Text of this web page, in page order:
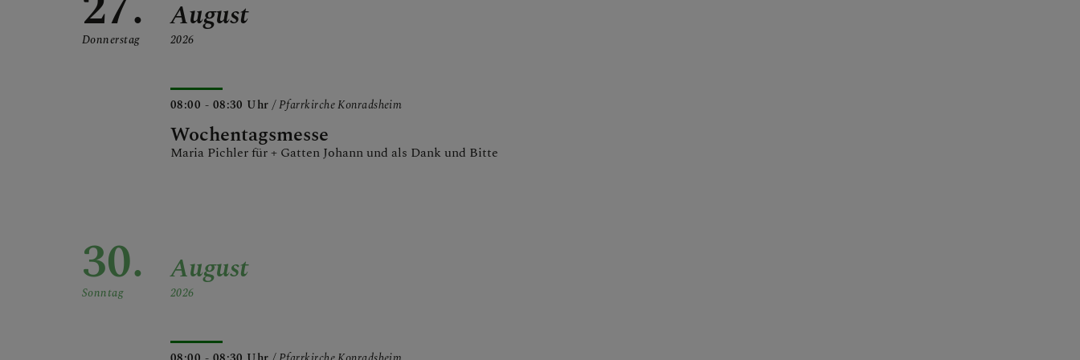
Donnerstag
August
2026
08:00 - 08:30 Uhr/ Pfarrkirche Konradsheim
Wochentagsmesse
Maria Pichler für + Gatten Johann und als Dank und Bitte
30.
Sonntag
August
2026